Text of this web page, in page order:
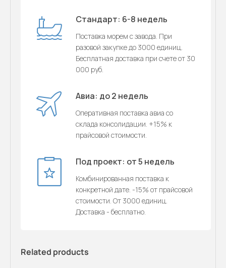
Стандарт: 6-8 недель
Поставка морем с завода. При
разовой закупке до 3000 единиц.
Бесплатная доставка при счете от 30
000 руб.
Авиа: до 2 недель
Оперативная поставка авиа со
склада консолидации. +15% к
прайсовой стоимости.
Под проект: от 5 недель
Комбинированная поставка к
конкретной дате. -15% от прайсовой
стоимости. От 3000 единиц.
Доставка - бесплатно.
Related products